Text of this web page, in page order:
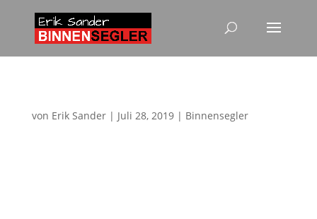
von Erik Sander| Juli 28, 2019| Binnensegler